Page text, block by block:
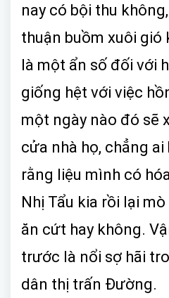
nay có bội thu
thuận buồm xuôi gió
là một ẩn số đối với
giống hệt với việc
một ngày nào đó sẽ
cửa nhà họ, chẳng
rằng liệu mình có
Nhị Tẩu kia rồi lại
ăn cứt hay không.
trước là nổi sợ hãi
dân thị trấn Đường.